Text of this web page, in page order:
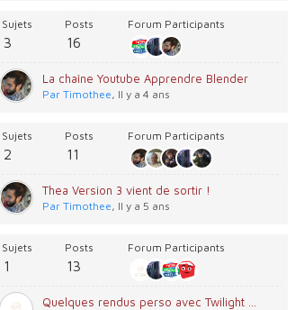
Sujets
3
Posts
16
Forum Participants
La chaîne Youtube Apprendre Blender
Par Timothee, Il y a 4 ans
Sujets
2
Posts
11
Forum Participants
Thea Version 3 vient de sortir !
Par Timothee, Il y a 5 ans
Sujets
1
Posts
13
Forum Participants